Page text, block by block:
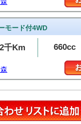
モード付4WD
千Km 660cc